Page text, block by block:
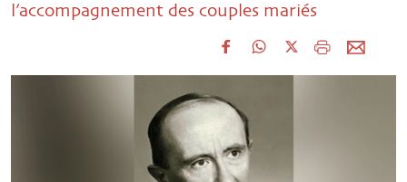
l’accompagnement des couples mariés